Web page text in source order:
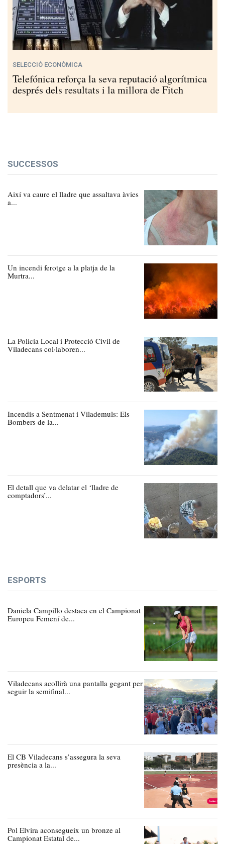
SELECCIÓ ECONÒMICA
Telefónica reforça la seva reputació algorítmica
després dels resultats i la millora de Fitch
SUCCESSOS
Així va caure el lladre que assaltava àvies
a...
Un incendi ferotge a la platja de la
Murtra...
La Policia Local i Protecció Civil de
Viladecans col·laboren...
Incendis a Sentmenat i Vilademuls: Els
Bombers de la...
El detall que va delatar el ‘lladre de
comptadors’...
ESPORTS
Daniela Campillo destaca en el Campionat
Europeu Femení de...
Viladecans acollirà una pantalla gegant per
seguir la semifinal...
El CB Viladecans s’assegura la seva
presència a la...
Pol Elvira aconsegueix un bronze al
Campionat Estatal de...